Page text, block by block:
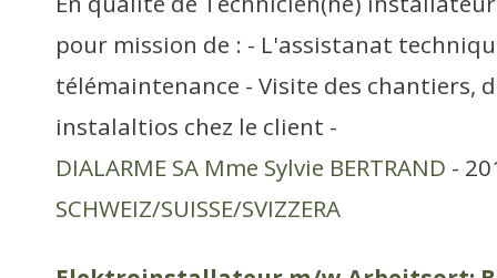
pour mission de : - L'assistanat
télémaintenance - Visite des chantiers,
instalaltios chez le client -
DIALARME SA Mme Sylvie BERTRAND -
SCHWEIZ/SUISSE/SVIZZERA